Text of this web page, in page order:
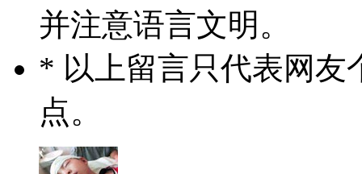
并注意语言文明。
* 以上留言只代表网友
点。